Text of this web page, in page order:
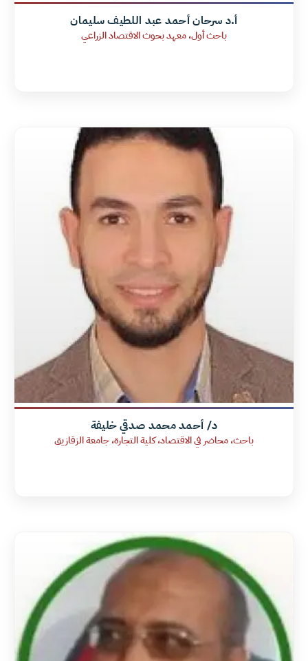
أ.د سرحان أحمد عبد اللطيف سليمان
باحث أول، معهد بحوث الاقتصاد الزراعي
د/ أحمد محمد صدقي خليفة
باحث، محاضر في الاقتصاد، كلية التجارة، جامعة الزقازيق